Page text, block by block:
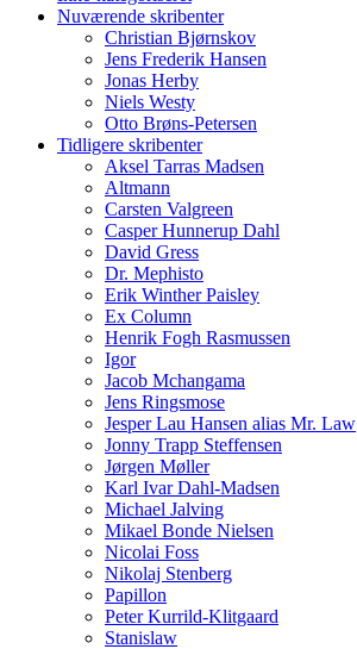
Nuværende skribenter
Christian Bjørnskov
Jens Frederik Hansen
Jonas Herby
Niels Westy
Otto Brøns-Petersen
Tidligere skribenter
Aksel Tarras Madsen
Altmann
Carsten Valgreen
Casper Hunnerup Dahl
David Gress
Dr. Mephisto
Erik Winther Paisley
Ex Column
Henrik Fogh Rasmussen
Igor
Jacob Mchangama
Jens Ringsmose
Jesper Lau Hansen alias Mr. Law
Jonny Trapp Steffensen
Jørgen Møller
Karl Ivar Dahl-Madsen
Michael Jalving
Mikael Bonde Nielsen
Nicolai Foss
Nikolaj Stenberg
Papillon
Peter Kurrild-Klitgaard
Stanislaw